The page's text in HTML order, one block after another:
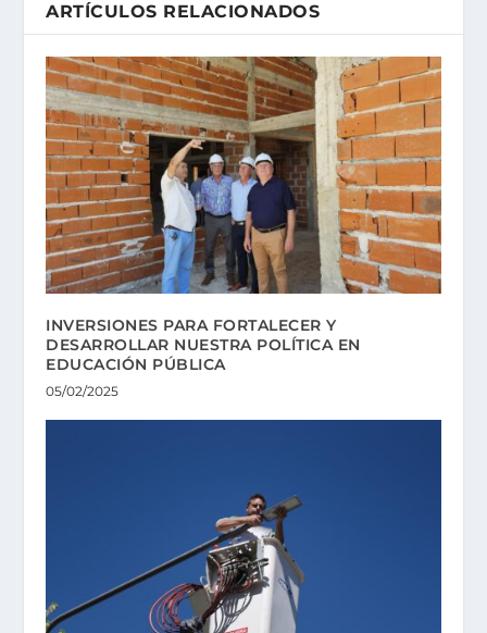
ARTÍCULOS RELACIONADOS
INVERSIONES PARA FORTALECER Y
DESARROLLAR NUESTRA POLÍTICA EN
EDUCACIÓN PÚBLICA
05/02/2025